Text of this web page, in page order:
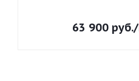
63 900 руб.